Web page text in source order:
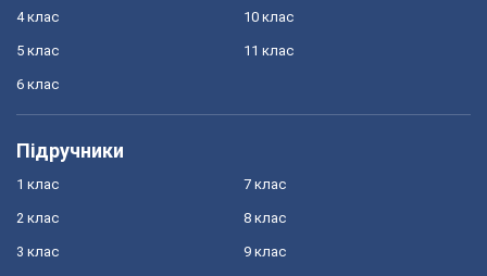
4 клас
5 клас
6 клас
10 клас
11 клас
Підручники
1 клас
2 клас
3 клас
7 клас
8 клас
9 клас